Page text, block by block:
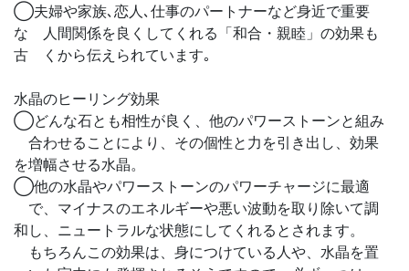
◯夫婦や家族､恋人､仕事のパートナーなど身近で重要
な 人間関係を良くしてくれる「和合・親睦」の効果も
古 くから伝えられています｡
水晶のヒーリング効果
◯どんな石とも相性が良く、他のパワーストーンと組み
合わせることにより、その個性と力を引き出し、効果
を増幅させる水晶。
◯他の水晶やパワーストーンのパワーチャージに最適
で、マイナスのエネルギーや悪い波動を取り除いて調
和し、ニュートラルな状態にしてくれるとされます。
もちろんこの効果は、身につけている人や、水晶を置